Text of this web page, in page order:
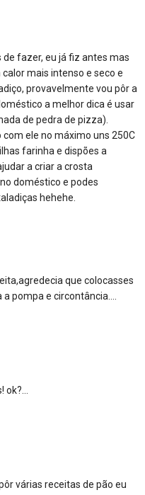
de fazer, eu já fiz antes mas
mais intenso e seco e
provavelmente vou pôr a
a melhor dica é usar
de pedra de pizza).
ele no máximo uns 250C
farinha e dispões a
a criar a crosta
doméstico e podes
hehehe.
que colocasses
pompa e circontância….
ok?…
várias receitas de pão eu